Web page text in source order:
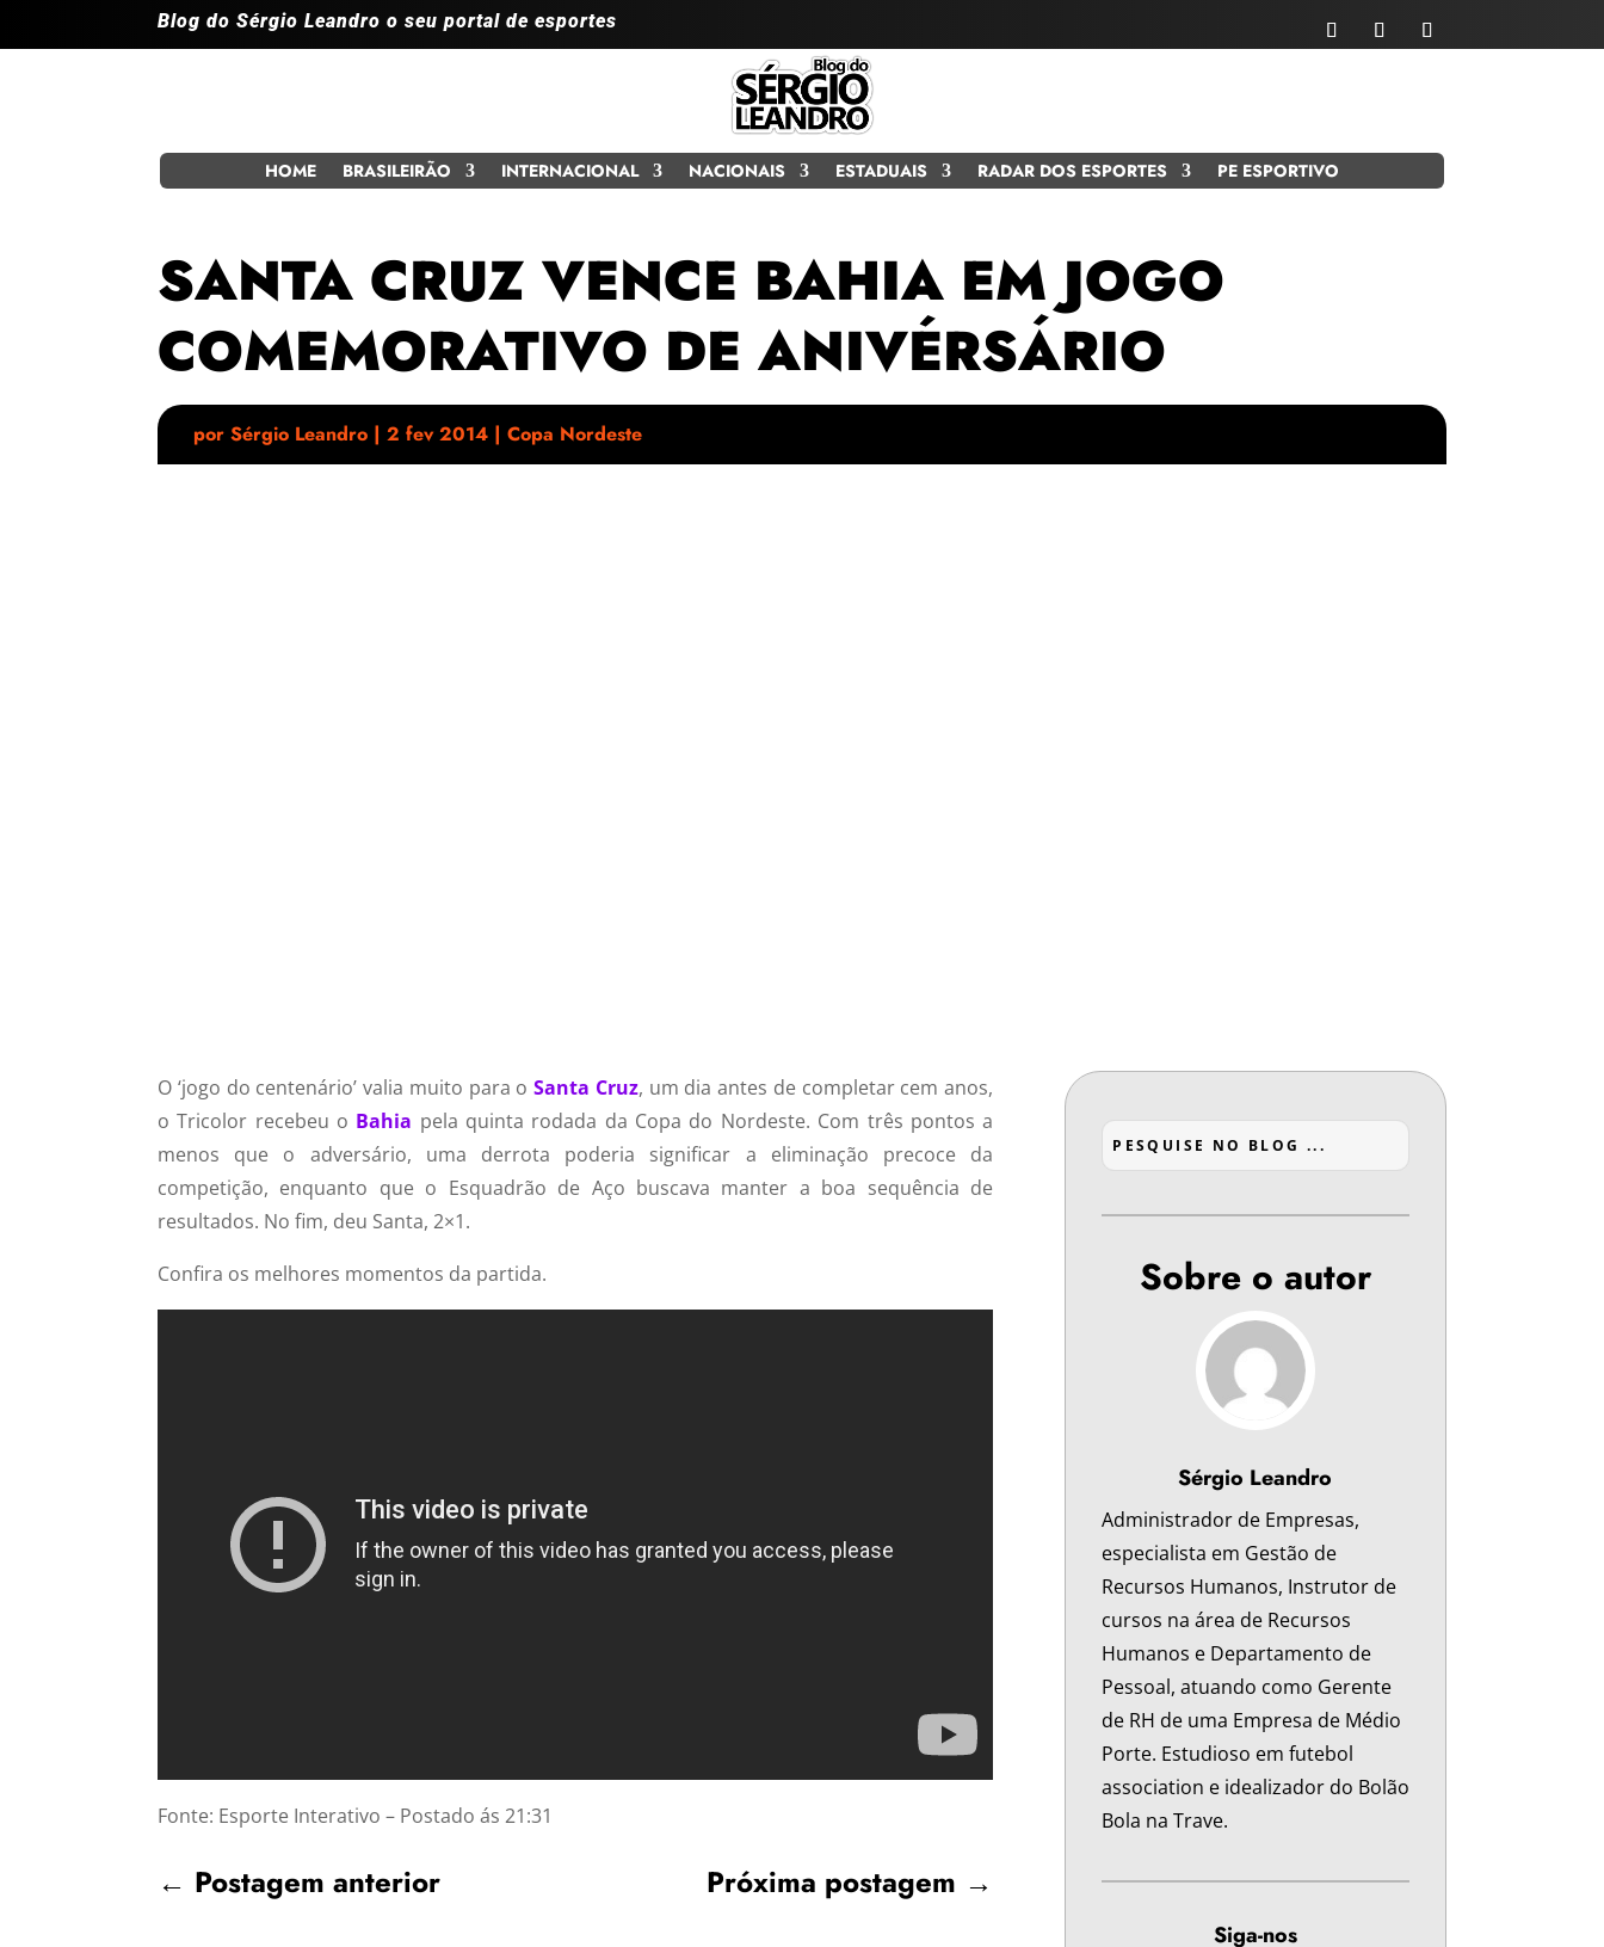
Blog do Sérgio Leandro o seu portal de esportes
HOME BRASILEIRÃO INTERNACIONAL NACIONAIS ESTADUAIS RADAR DOS ESPORTES PE ESPORTIVO
SANTA CRUZ VENCE BAHIA EM JOGO
COMEMORATIVO DE ANIVÉRSÁRIO
por Sérgio Leandro | 2 fev 2014 | Copa Nordeste
O ‘jogo do centenário’ valia muito para oSanta Cruz, um dia antes de completar cem anos,
o Tricolor recebeu o Bahia pela quinta rodada da Copa do Nordeste. Com três pontos a
menos que o adversário, uma derrota poderia significar a eliminação precoce da
competição, enquanto que o Esquadrão de Aço buscava manter a boa sequência de
resultados. No fim, deu Santa, 2×1.
Confira os melhores momentos da partida.
Fonte: Esporte Interativo – Postado ás 21:31
← Postagem anterior Próxima postagem →
Sobre o autor
Sérgio Leandro
Administrador de Empresas,
especialista em Gestão de
Recursos Humanos, Instrutor de
cursos na área de Recursos
Humanos e Departamento de
Pessoal, atuando como Gerente
de RH de uma Empresa de Médio
Porte. Estudioso em futebol
association e idealizador do Bolão
Bola na Trave.
Siga-nos